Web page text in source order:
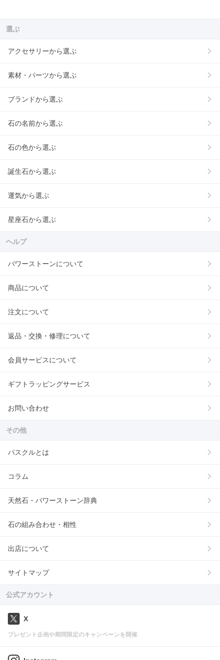
選ぶ
アクセサリーから選ぶ
素材・パーツから選ぶ
ブランドから選ぶ
石の名前から選ぶ
石の色から選ぶ
誕生石から選ぶ
運気から選ぶ
星座石から選ぶ
ヘルプ
パワーストーンについて
商品について
注文について
返品・交換・修理について
会員サービスについて
ギフトラッピングサービス
お問い合わせ
その他
パスクルとは
コラム
天然石・パワーストーン辞典
石の組み合わせ・相性
出店について
サイトマップ
公式アカウント
X
プレゼント企画や期間限定のキャンペーンを開催